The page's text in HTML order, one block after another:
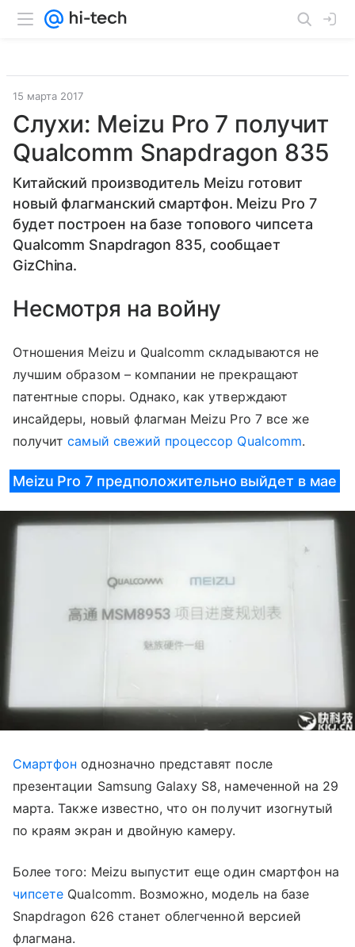
15 марта 2017
Слухи: Meizu Pro 7 получит
Qualcomm Snapdragon 835
Китайский производитель Meizu готовит
новый флагманский смартфон. Meizu Pro 7
будет построен на базе топового чипсета
Qualcomm Snapdragon 835, сообщает
GizChina.
Несмотря на войну
Отношения Meizu и Qualcomm складываются не
лучшим образом – компании не прекращают
патентные споры. Однако, как утверждают
инсайдеры, новый флагман Meizu Pro 7 все же
получитсамый свежий процессор Qualcomm.
Meizu Pro 7 предположительно выйдет в мае
Смартфон однозначно представят после
презентации Samsung Galaxy S8, намеченной на 29
марта. Также известно, что он получит изогнутый
по краям экран и двойную камеру.
Более того: Meizu выпустит еще один смартфон на
чипсете Qualcomm. Возможно, модель на базе
Snapdragon 626 станет облегченной версией
флагмана.